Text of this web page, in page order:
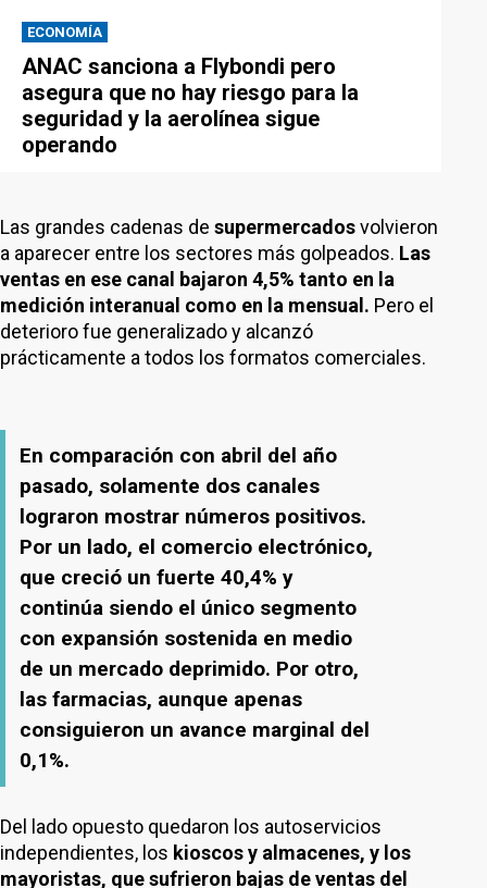
ECONOMÍA
ANAC sanciona a Flybondi pero
asegura que no hay riesgo para la
seguridad y la aerolínea sigue
operando
Las grandes cadenas de supermercadosvolvieron
a aparecer entre los sectores más golpeados. Las
ventas en ese canal bajaron 4,5% tanto en la
medición interanual como en la mensual. Pero el
deterioro fue generalizado y alcanzó
prácticamente a todos los formatos comerciales.
En comparación con abril del año
pasado, solamente dos canales
lograron mostrar números positivos.
Por un lado, el comercio electrónico,
que creció un fuerte 40,4% y
continúa siendo el único segmento
con expansión sostenida en medio
de un mercado deprimido. Por otro,
las farmacias, aunque apenas
consiguieron un avance marginal del
0,1%.
Del lado opuesto quedaron los autoservicios
independientes, los kioscos y almacenes, y los
mayoristas, que sufrieron bajas de ventas del